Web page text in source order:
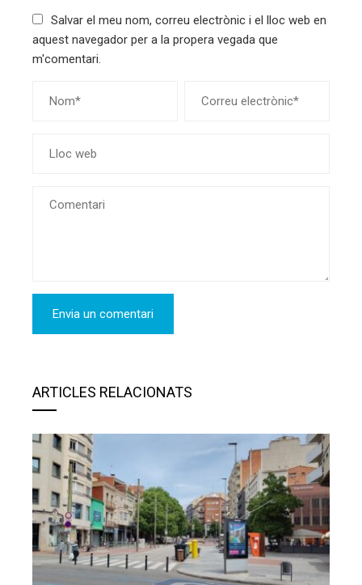
Salvar el meu nom, correu electrònic i el lloc web en
aquest navegador per a la propera vegada que
m'comentari.
ARTICLES RELACIONATS